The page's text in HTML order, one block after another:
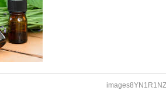
images8YN1R1NZ